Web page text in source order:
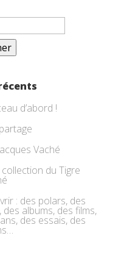
:
d’abord !
Vaché
du Tigre
: des polars, des
des albums, des films,
des essais, des